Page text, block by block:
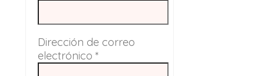
Dirección de correo
electrónico *